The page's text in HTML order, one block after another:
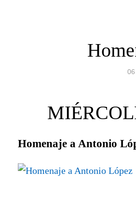
Homenaje a Antonio